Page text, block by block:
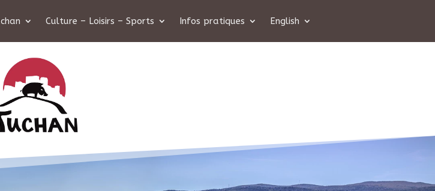
Culture – Loisirs – Sports Infos pratiques English